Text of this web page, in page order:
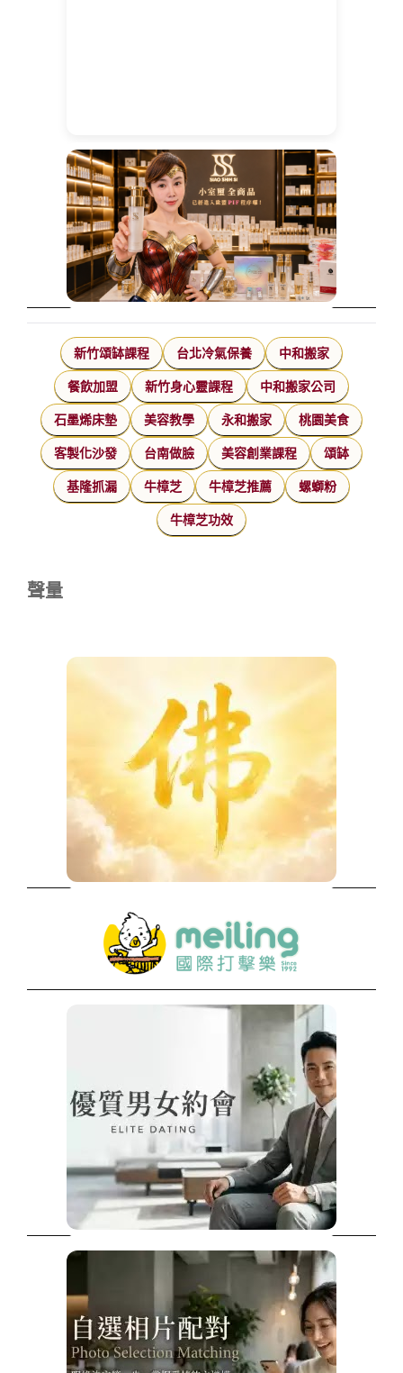
新竹頌缽課程 台北冷氣保養 中和搬家
餐飲加盟 新竹身心靈課程 中和搬家公司
石墨烯床墊 美容教學 永和搬家 桃園美食
客製化沙發 台南做臉 美容創業課程 頌缽
基隆抓漏 牛樟芝 牛樟芝推薦 螺螄粉
牛樟芝功效
聲量